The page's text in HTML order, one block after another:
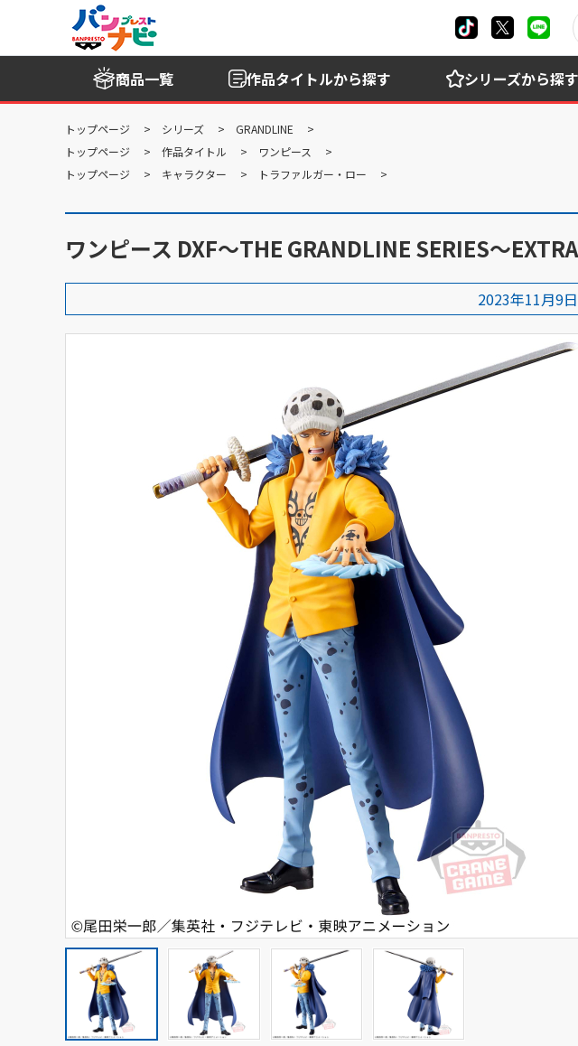
商品一覧 作品タイトルから探す シリーズから探す
トップページ シリーズ
GRANDLINE
トップページ
作品タイトル
ワンピース
トップページ
キャラクター トラファルガー・ロー
ワンピース DXF～THE GRANDLINE SERIES～
2023年11月9